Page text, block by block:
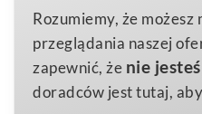
promocyjnej. Dzięki
100% bawełny
nawet w gorące dni, a
podkreśla firmową
Rozmiar
,M XL
Waga
198 g
Splot
Rozumiemy, że
przeglądania naszej
zapewnić, że nie
doradców jest tutaj,